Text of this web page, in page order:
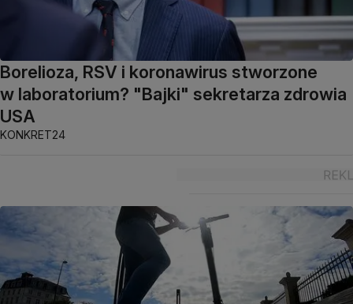
Borelioza, RSV i koronawirus stworzone
w laboratorium? "Bajki" sekretarza zdrowia
USA
KONKRET24